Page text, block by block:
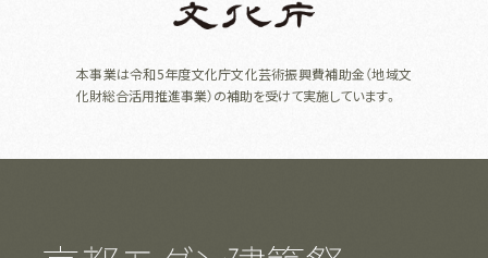
本事業は令和5年度文化庁文化芸術振興費補助金（地域文
化財総合活用推進事業）の補助を受けて実施しています。